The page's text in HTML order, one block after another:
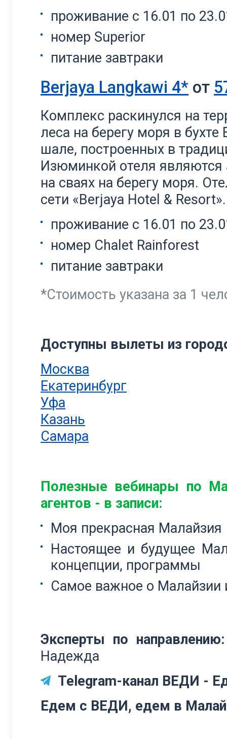
проживание с 16.01 по
номер Superior
питание завтраки
Berjaya Langkawi 4* от
Комплекс раскинулся на
леса на берегу моря в бухте
шале, построенных в
Изюминкой отеля
на сваях на берегу моря.
сети «Berjaya Hotel & Resort».
проживание с 16.01 по
номер Chalet Rainforest
питание завтраки
*Стоимость указана за 1
Доступны вылеты из
Москва
Екатеринбург
Уфа
Казань
Самара
Полезные вебинары по
агентов - в записи:
Моя прекрасная Малайзия
Настоящее и будущее
концепции, программы
Самое важное о Малайзии
Эксперты по направлению:
Надежда
Telegram-канал ВЕДИ -
Едем с ВЕДИ, едем в